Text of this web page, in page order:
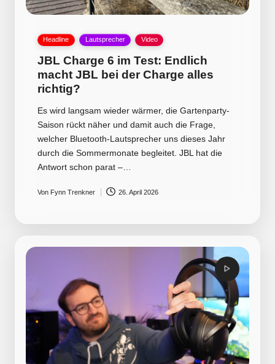
Posted
Headline Lautsprecher Video
JBL Charge 6 im Test: Endlich
macht JBL bei der Charge alles
richtig?
Es wird langsam wieder wärmer, die Gartenparty-
Saison rückt näher und damit auch die Frage,
welcher Bluetooth-Lautsprecher uns dieses Jahr
durch die Sommermonate begleitet. JBL hat die
Antwort schon parat –…
Posted
Von Fynn Trenkner 26. April 2026